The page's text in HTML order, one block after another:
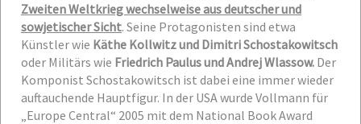
Zweiten Weltkrieg wechselweise aus deutscher und
sowjetischer Sicht. Seine Protagonisten sind etwa
Künstler wie Käthe Kollwitz und Dimitri Schostakowitsch
oder Militärs wie Friedrich Paulus und Andrej Wlassow. Der
Komponist Schostakowitsch ist dabei eine immer wieder
auftauchende Hauptfigur. In der USA wurde Vollmann für
„Europe Central“ 2005 mit dem National Book Award